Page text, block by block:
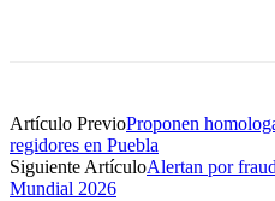
Artículo PrevioProponen
regidores en Puebla
Siguiente ArtículoAlertan por
Mundial 2026